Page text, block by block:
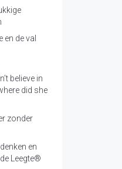
en de val
believe in
did she
zonder
en
Leegte®